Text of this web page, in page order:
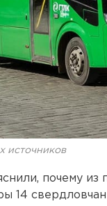
источников
почему из
14